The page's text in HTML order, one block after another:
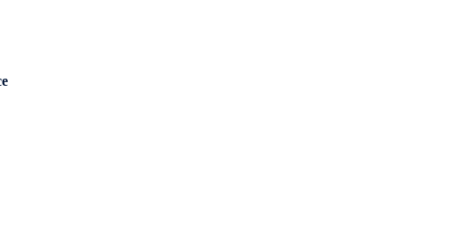
ses connaissances. Il compte à son actif plusieurs centaines de vidéos et